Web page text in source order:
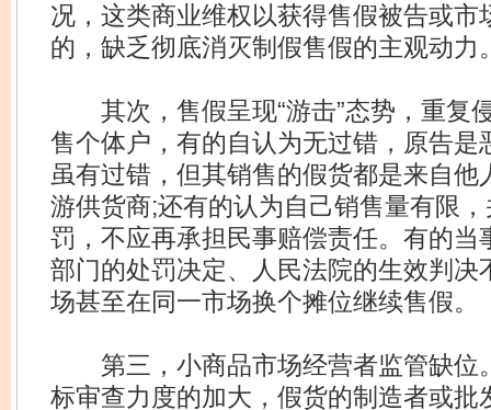
况，这类商业维权以获得售假被告或市
的，缺乏彻底消灭制假售假的主观动力
其次，售假呈现“游击”态势，重复
售个体户，有的自认为无过错，原告是
虽有过错，但其销售的假货都是来自
游供货商;还有的认为自己销售量有限
罚，不应再承担民事赔偿责任。有的当
部门的处罚决定、人民法院的生效判决
场甚至在同一市场换个摊位继续售假。
第三，小商品市场经营者监管缺位
标审查力度的加大，假货的制造者或批